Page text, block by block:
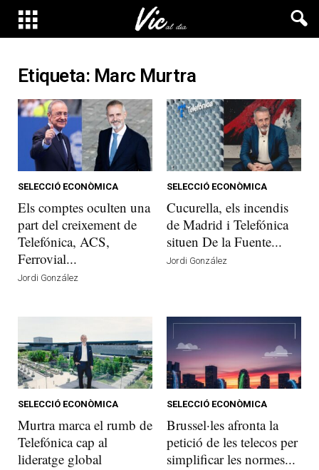
Etiqueta: Marc Murtra
SELECCIÓ ECONÒMICA
Els comptes oculten una
part del creixement de
Telefónica, ACS,
Ferrovial...
Jordi González
SELECCIÓ ECONÒMICA
Cucurella, els incendis
de Madrid i Telefónica
situen De la Fuente...
Jordi González
SELECCIÓ ECONÒMICA
Murtra marca el rumb de
Telefónica cap al
lideratge global
SELECCIÓ ECONÒMICA
Brussel·les afronta la
petició de les telecos per
simplificar les normes...